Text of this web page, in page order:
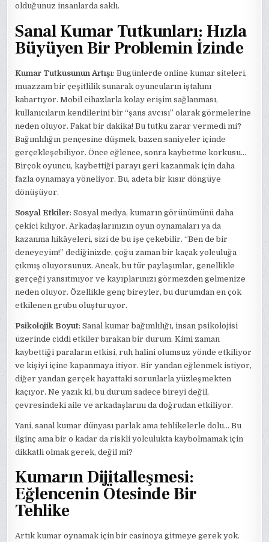
olduğunuz insanlarda saklı.
Sanal Kumar Tutkunları: Hızla
Büyüyen Bir Problemin İzinde
Kumar Tutkusunun Artışı: Bugünlerde online kumar siteleri,
muazzam bir çeşitlilik sunarak oyuncuların iştahını
kabartıyor. Mobil cihazlarla kolay erişim sağlanması,
kullanıcıların kendilerini bir “şans avcısı” olarak görmelerine
neden oluyor. Fakat bir dakika! Bu tutku zarar vermedi mi?
Bağımlılığın pençesine düşmek, bazen saniyeler içinde
gerçekleşebiliyor. Önce eğlence, sonra kaybetme korkusu…
Birçok oyuncu, kaybettiği parayı geri kazanmak için daha
fazla oynamaya yöneliyor. Bu, adeta bir kısır döngüye
dönüşüyor.
Sosyal Etkiler: Sosyal medya, kumarın görünümünü daha
çekici kılıyor. Arkadaşlarınızın oyun oynamaları ya da
kazanma hikâyeleri, sizi de bu işe çekebilir. “Ben de bir
deneyeyim!” dediğinizde, çoğu zaman bir kaçak yolculuğa
çıkmış oluyorsunuz. Ancak, bu tür paylaşımlar, genellikle
gerçeği yansıtmıyor ve kayıplarınızı görmezden gelmenize
neden oluyor. Özellikle genç bireyler, bu durumdan en çok
etkilenen grubu oluşturuyor.
Psikolojik Boyut: Sanal kumar bağımlılığı, insan psikolojisi
üzerinde ciddi etkiler bırakan bir durum. Kimi zaman
kaybettiği paraların etkisi, ruh halini olumsuz yönde etkiliyor
ve kişiyi içine kapanmaya itiyor. Bir yandan eğlenmek istiyor,
diğer yandan gerçek hayattaki sorunlarla yüzleşmekten
kaçıyor. Ne yazık ki, bu durum sadece bireyi değil,
çevresindeki aile ve arkadaşlarını da doğrudan etkiliyor.
Yani, sanal kumar dünyası parlak ama tehlikelerle dolu… Bu
ilginç ama bir o kadar da riskli yolculukta kaybolmamak için
dikkatli olmak gerek, değil mi?
Kumarın Dijitalleşmesi:
Eğlencenin Ötesinde Bir
Tehlike
Artık kumar oynamak için bir casinoya gitmeye gerek yok.